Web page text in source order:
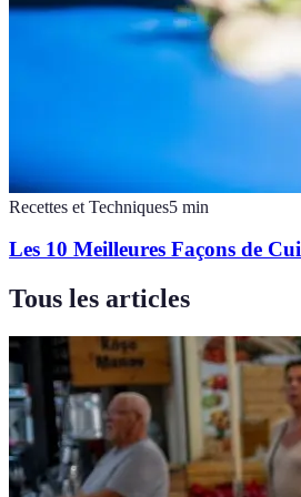
Recettes et Techniques5 min
Les 10 Meilleures Façons de
Tous les articles